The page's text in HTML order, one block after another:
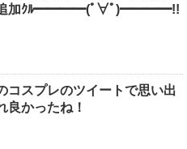
追加ｸﾙ━━━━(ﾟ∀ﾟ)━━━━!!
コスプレのツイートで思い出
良かったね！